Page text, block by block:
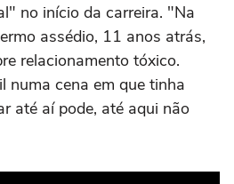
no início da carreira. "Na
assédio, 11 anos atrás,
relacionamento tóxico.
numa cena em que tinha
até aí pode, até aqui não